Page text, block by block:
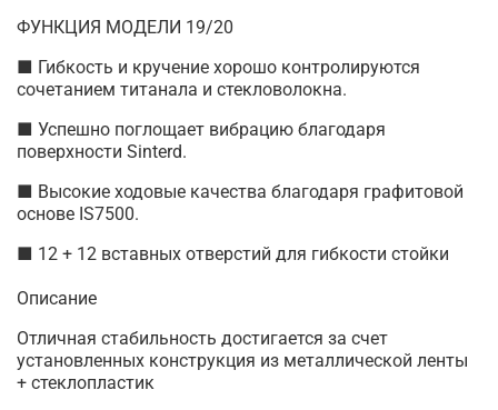
ФУНКЦИЯ МОДЕЛИ 19/20
■ Гибкость и кручение хорошо контролируются
сочетанием титанала и стекловолокна.
■ Успешно поглощает вибрацию благодаря
поверхности Sinterd.
■ Высокие ходовые качества благодаря графитовой
основе IS7500.
■ 12 + 12 вставных отверстий для гибкости стойки
Описание
Отличная стабильность достигается за счет
установленных конструкция из металлической ленты
+ стеклопластик